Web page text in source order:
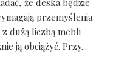
że deska będzie
przemyślenia
dużą liczbą mebli
ją obciążyć. Przy...